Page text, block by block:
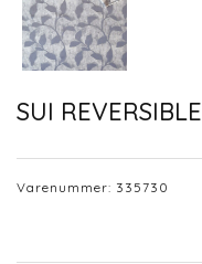
SUI REVERSIBLE
Varenummer: 335730